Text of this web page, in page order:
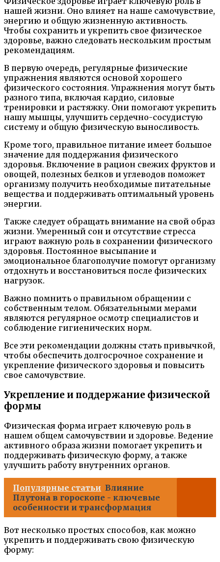
нашей жизни. Оно влияет на наше самочувствие,
энергию и общую жизненную активность.
Чтобы сохранить и укрепить свое физическое
здоровье, важно следовать нескольким простым
рекомендациям.
В первую очередь, регулярные физические
упражнения являются основой хорошего
физического состояния. Упражнения могут быть
разного типа, включая кардио, силовые
тренировки и растяжку. Они помогают укрепить
нашу мышцы, улучшить сердечно-сосудистую
систему и общую физическую выносливость.
Кроме того, правильное питание имеет большое
значение для поддержания физического
здоровья. Включение в рацион свежих фруктов и
овощей, полезных белков и углеводов поможет
организму получить необходимые питательные
вещества и поддерживать оптимальный уровень
энергии.
Также следует обращать внимание на свой образ
жизни. Умеренный сон и отсутствие стресса
играют важную роль в сохранении физического
здоровья. Постоянное высыпание и
эмоциональное благополучие помогут организму
отдохнуть и восстановиться после физических
нагрузок.
Важно помнить о правильном обращении с
собственным телом. Обязательными мерами
являются регулярное осмотр специалистов и
соблюдение гигиенических норм.
Все эти рекомендации должны стать привычкой,
чтобы обеспечить долгосрочное сохранение и
укрепление физического здоровья и повысить
свое самочувствие.
Укрепление и поддержание физической
формы
Физическая форма играет ключевую роль в
нашем общем самочувствии и здоровье. Ведение
активного образа жизни помогает укрепить и
поддерживать физическую форму, а также
улучшить работу внутренних органов.
Популярные статьи Влияние
Плутона в гороскопе - ключевые
особенности и трансформация
Вот несколько простых способов, как можно
укрепить и поддерживать свою физическую
форму: